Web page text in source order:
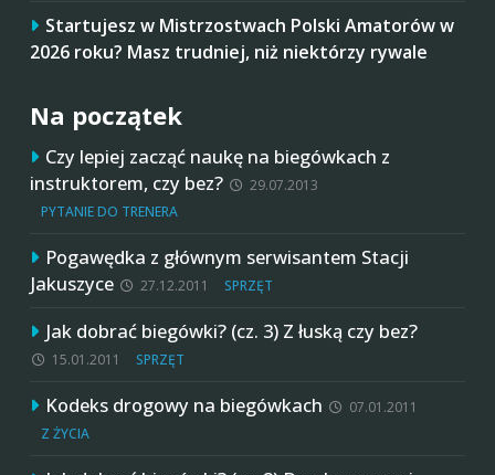
Startujesz w Mistrzostwach Polski Amatorów w
2026 roku? Masz trudniej, niż niektórzy rywale
Na początek
Czy lepiej zacząć naukę na biegówkach z
instruktorem, czy bez?
29.07.2013
PYTANIE DO TRENERA
Pogawędka z głównym serwisantem Stacji
Jakuszyce
27.12.2011 SPRZĘT
Jak dobrać biegówki? (cz. 3) Z łuską czy bez?
15.01.2011 SPRZĘT
Kodeks drogowy na biegówkach
07.01.2011
Z ŻYCIA